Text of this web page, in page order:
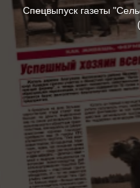
Спецвыпуск газеты